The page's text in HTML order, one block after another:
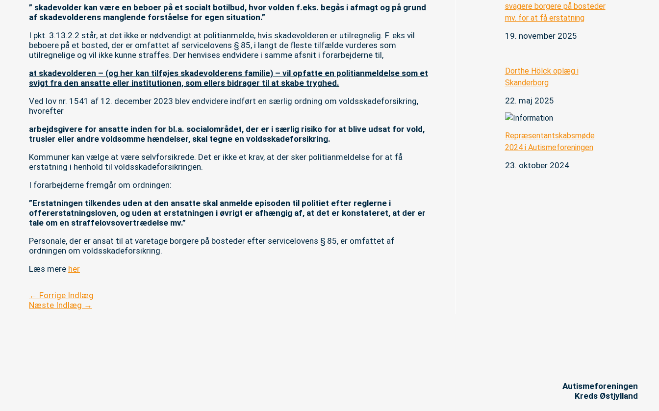
” skadevolder kan være en beboer på et socialt botilbud, hvor volden f.eks. begås i afmagt og på grund
af skadevolderens manglende forståelse for egen situation.”
I pkt. 3.13.2.2 står, at det ikke er nødvendigt at politianmelde, hvis skadevolderen er utilregnelig. F. eks vil
beboere på et bosted, der er omfattet af servicelovens § 85, i langt de fleste tilfælde vurderes som
utilregnelige og vil ikke kunne straffes. Der henvises endvidere i samme afsnit i forarbejderne til,
at skadevolderen – (og her kan tilføjes skadevolderens familie) – vil opfatte en politianmeldelse som et
svigt fra den ansatte eller institutionen, som ellers bidrager til at skabe tryghed.
Ved lov nr. 1541 af 12. december 2023 blev endvidere indført en særlig ordning om voldsskadeforsikring,
hvorefter
arbejdsgivere for ansatte inden for bl.a. socialområdet, der er i særlig risiko for at blive udsat for vold,
trusler eller andre voldsomme hændelser, skal tegne en voldsskadeforsikring.
Kommuner kan vælge at være selvforsikrede. Det er ikke et krav, at der sker politianmeldelse for at få
erstatning i henhold til voldsskadeforsikringen.
I forarbejderne fremgår om ordningen:
”Erstatningen tilkendes uden at den ansatte skal anmelde episoden til politiet efter reglerne i
offererstatningsloven, og uden at erstatningen i øvrigt er afhængig af, at det er konstateret, at der er
tale om en straffelovsovertrædelse mv.”
Personale, der er ansat til at varetage borgere på bosteder efter servicelovens § 85, er omfattet af
ordningen om voldsskadeforsikring.
Læs mere her
Indlægsnavigation
← Forrige Indlæg
Næste Indlæg →
svagere borgere på bosteder
mv. for at få erstatning
19. november 2025
Dorthe Hölck oplæg i
Skanderborg
22. maj 2025
Repræsentantskabsmøde
2024 i Autismeforeningen
23. oktober 2024
Autismeforeningen
Kreds Østjylland